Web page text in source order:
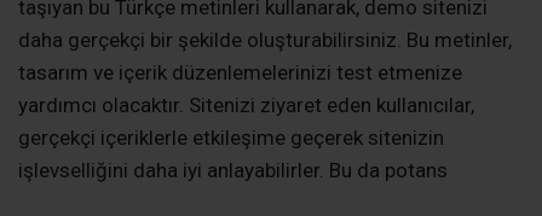
taşıyan bu Türkçe metinleri kullanarak, demo sitenizi
daha gerçekçi bir şekilde oluşturabilirsiniz. Bu metinler,
tasarım ve içerik düzenlemelerinizi test etmenize
yardımcı olacaktır. Sitenizi ziyaret eden kullanıcılar,
gerçekçi içeriklerle etkileşime geçerek sitenizin
işlevselliğini daha iyi anlayabilirler. Bu da potans